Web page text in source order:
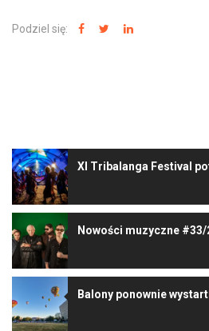
Podziel się:
XI Tribalanga Festival
Nowości muzyczne #33/
Balony ponownie